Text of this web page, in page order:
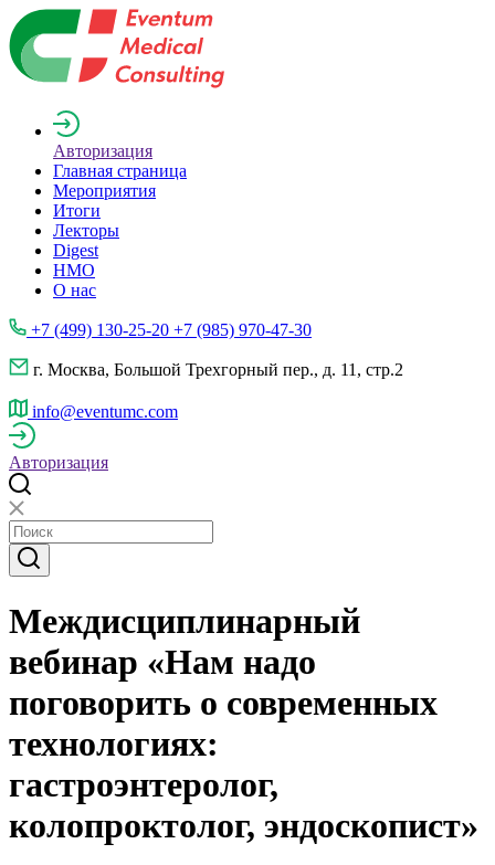
Авторизация
Главная страница
Мероприятия
Итоги
Лекторы
Digest
НМО
О нас
+7 (499) 130-25-20 +7 (985) 970-47-30
г. Москва, Большой Трехгорный пер., д. 11, стр.2
info@eventumc.com
Авторизация
Междисциплинарный
вебинар «Нам надо
поговорить о современных
технологиях:
гастроэнтеролог,
колопроктолог, эндоскопист»